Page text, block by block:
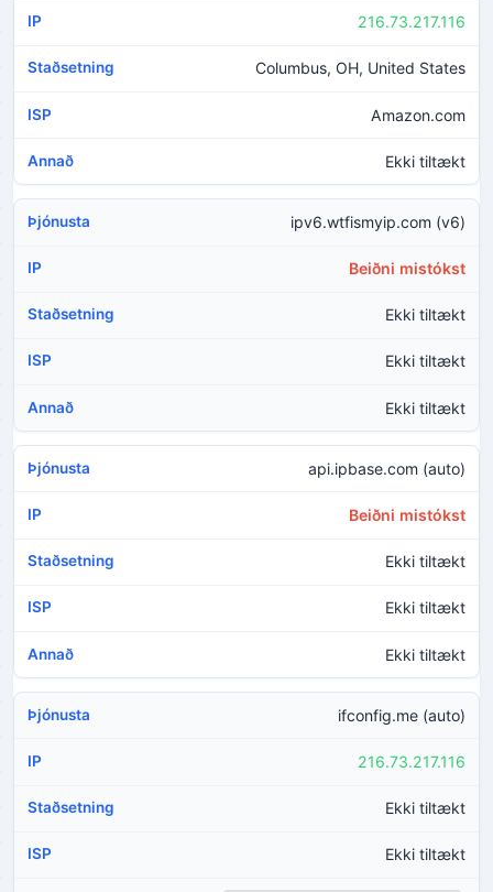
216.73.217.116
Columbus, OH, United States
Amazon.com
Ekki tiltækt
ipv6.wtfismyip.com (v6)
Beiðni mistókst
Ekki tiltækt
Ekki tiltækt
Ekki tiltækt
api.ipbase.com (auto)
Beiðni mistókst
Ekki tiltækt
Ekki tiltækt
Ekki tiltækt
ifconfig.me (auto)
216.73.217.116
Ekki tiltækt
Ekki tiltækt